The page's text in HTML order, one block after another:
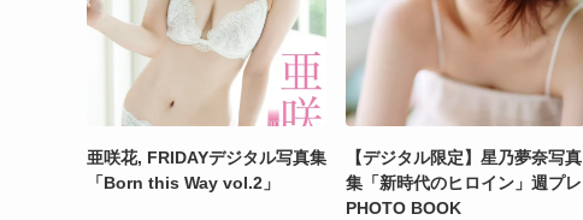
亜咲花, FRIDAYデジタル写真集
「Born this Way vol.2」
【デジタル限定】星乃夢奈写真
集「新時代のヒロイン」週プレ
PHOTO BOOK